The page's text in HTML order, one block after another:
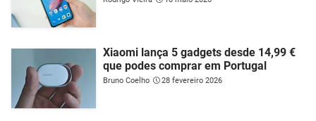
Xiaomi lança 5 gadgets desde 14,99 €
que podes comprar em Portugal
Bruno Coelho 28 fevereiro 2026